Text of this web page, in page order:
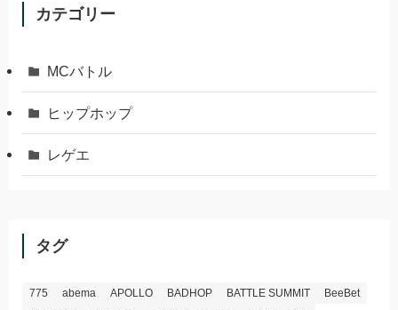
カテゴリー
MCバトル
ヒップホップ
レゲエ
タグ
775 abema APOLLO BADHOP BATTLE SUMMIT
BeeBet